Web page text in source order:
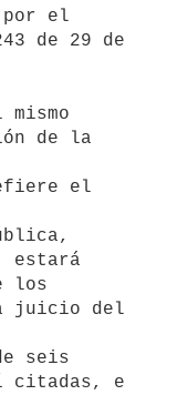
de 29 de
de la
el
los
juicio del
seis
citadas, e